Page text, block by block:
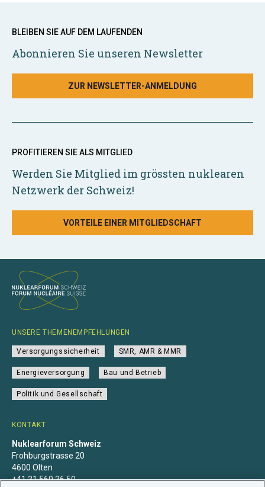
BLEIBEN SIE AUF DEM LAUFENDEN
Abonnieren Sie unseren Newsletter
ZUR NEWSLETTER-ANMELDUNG
PROFITIEREN SIE ALS MITGLIED
Werden Sie Mitglied im grössten nuklearen
Netzwerk der Schweiz!
VORTEILE EINER MITGLIEDSCHAFT
KONTAKT
Nuklearforum Schweiz
Frohburgstrasse 20
4600 Olten
+41 31 560 36 50
UNSERE THEMENEMPFEHLUNGEN
Versorgungssicherheit SMR, AMR & MMR
Energieversorgung Bau und Betrieb
Politik und Gesellschaft